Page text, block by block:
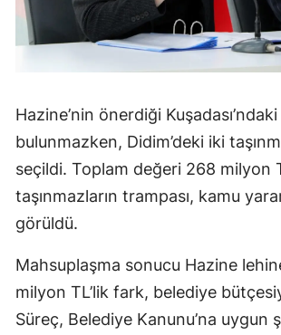
Hazine’nin önerdiği
bulunmazken, Didim’deki iki
seçildi. Toplam değeri 268 milyon
taşınmazların trampası, kamu
görüldü.
Mahsuplaşma sonucu Hazine
milyon TL’lik fark, belediye
Süreç, Belediye Kanunu’na uygun